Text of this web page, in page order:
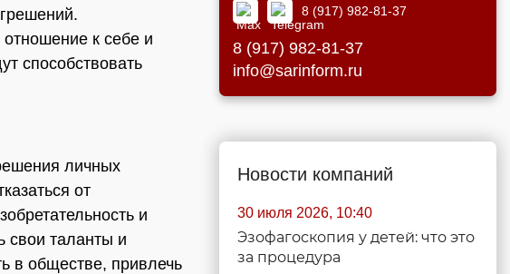
к себе и
способствовать
личных
от
и
свои таланты и
в обществе, привлечь
8 (917) 982-81-37
8 (917) 982-81-37
info@sarinform.ru
Новости компаний
30 июля 2026, 10:40
Эзофагоскопия у детей: что это
за процедура